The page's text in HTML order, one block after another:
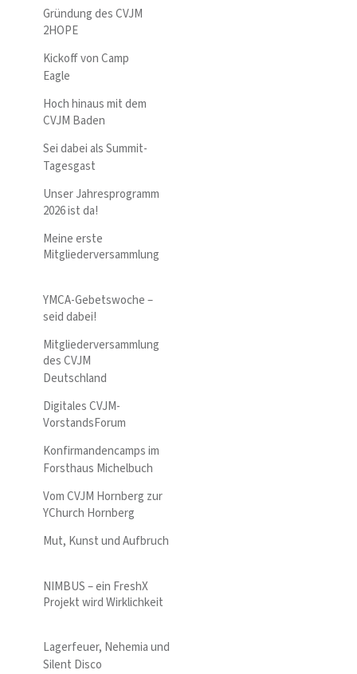
Gründung des CVJM
2HOPE
Kickoff von Camp
Eagle
Hoch hinaus mit dem
CVJM Baden
Sei dabei als Summit-
Tagesgast
Unser Jahresprogramm
2026 ist da!
Meine erste
Mitgliederversammlung
YMCA-Gebetswoche –
seid dabei!
Mitgliederversammlung
des CVJM
Deutschland
Digitales CVJM-
VorstandsForum
Konfirmandencamps im
Forsthaus Michelbuch
Vom CVJM Hornberg zur
YChurch Hornberg
Mut, Kunst und Aufbruch
NIMBUS – ein FreshX
Projekt wird Wirklichkeit
Lagerfeuer, Nehemia und
Silent Disco